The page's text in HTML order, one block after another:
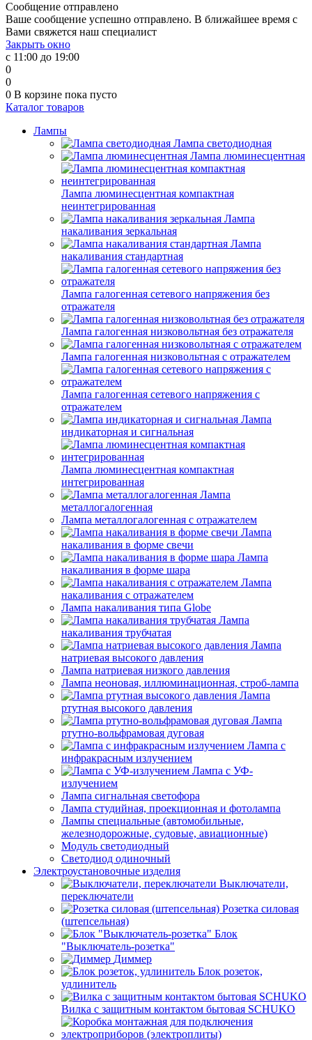
Сообщение отправлено
Ваше сообщение успешно отправлено. В ближайшее время с
Вами свяжется наш специалист
Закрыть окно
с 11:00 до 19:00
0
0
0 В корзине пока пусто
Каталог товаров
Лампы
Лампа светодиодная
Лампа люминесцентная
Лампа люминесцентная компактная
неинтегрированная
Лампа
накаливания зеркальная
Лампа
накаливания стандартная
Лампа галогенная сетевого напряжения без
отражателя
Лампа галогенная низковольтная без отражателя
Лампа галогенная низковольтная с отражателем
Лампа галогенная сетевого напряжения с
отражателем
Лампа
индикаторная и сигнальная
Лампа люминесцентная компактная
интегрированная
Лампа
металлогалогенная
Лампа металлогалогенная с отражателем
Лампа
накаливания в форме свечи
Лампа
накаливания в форме шара
Лампа
накаливания с отражателем
Лампа накаливания типа Globe
Лампа
накаливания трубчатая
Лампа
натриевая высокого давления
Лампа натриевая низкого давления
Лампа неоновая, иллюминационная, строб-лампа
Лампа
ртутная высокого давления
Лампа
ртутно-вольфрамовая дуговая
Лампа с
инфракрасным излучением
Лампа с УФ-
излучением
Лампа сигнальная светофора
Лампа студийная, проекционная и фотолампа
Лампы специальные (автомобильные,
железнодорожные, судовые, авиационные)
Модуль светодиодный
Светодиод одиночный
Электроустановочные изделия
Выключатели,
переключатели
Розетка силовая
(штепсельная)
Блок
"Выключатель-розетка"
Диммер
Блок розеток,
удлинитель
Вилка с защитным контактом бытовая SCHUKO